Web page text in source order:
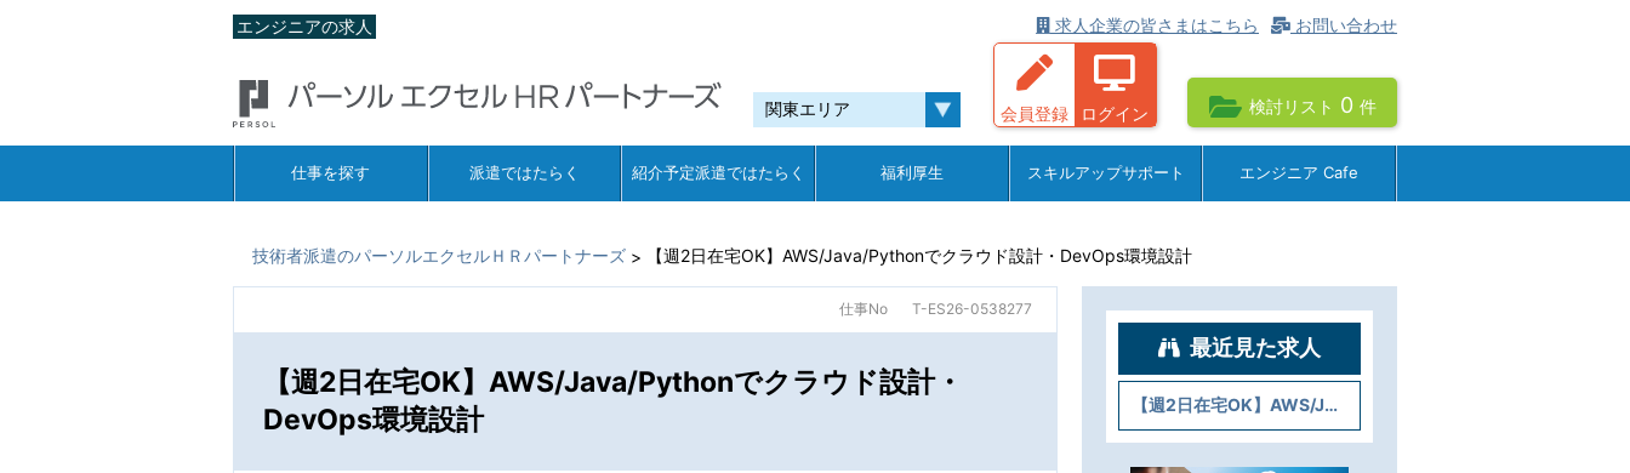
エンジニアの求人 お問い合わせ
求人企業の皆さまはこちら
会員登録 ログイン 検討リスト 0 件
仕事を探す 派遣ではたらく 紹介予定派遣ではたらく 福利厚生 スキルアップサポート エンジニア Cafe
技術者派遣のパーソルエクセルＨＲパートナーズ > 【週2日在宅OK】AWS/Java/Pythonでクラウド設計・DevOps環境設計
仕事No T-ES26-0538277
【週2日在宅OK】AWS/Java/Pythonでクラウド設計・
DevOps環境設計
最近見た求人
【週2日在宅OK】AWS/Java/Pythonでクラウド設計・DevOps環境設計